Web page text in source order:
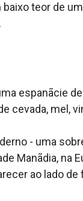
teor de
espanãcie
cevada, mel,
- uma
Manãdia, na
ao lado